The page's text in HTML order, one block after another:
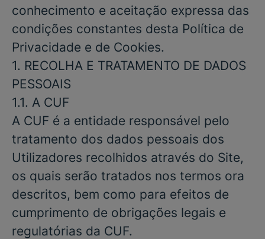
conhecimento e aceitação expressa das
condições constantes desta Política de
Privacidade e de Cookies.
1. RECOLHA E TRATAMENTO DE DADOS
PESSOAIS
1.1. A CUF
A CUF é a entidade responsável pelo
tratamento dos dados pessoais dos
Utilizadores recolhidos através do Site,
os quais serão tratados nos termos ora
descritos, bem como para efeitos de
cumprimento de obrigações legais e
regulatórias da CUF.